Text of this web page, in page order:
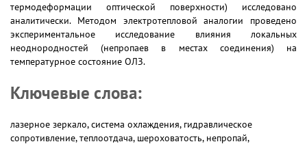
термодеформации оптической поверхности) исследовано
аналитически. Методом электротепловой аналогии проведено
экспериментальное исследование влияния локальных
неоднородностей (непропаев в местах соединения) на
температурное состояние ОЛЗ.
Ключевые слова:
лазерное зеркало, система охлаждения, гидравлическое
сопротивление, теплоотдача, шероховатость, непропай,